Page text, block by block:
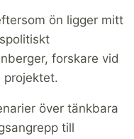
ön ligger mitt
forskare vid
projektet.
över tänkbara
till